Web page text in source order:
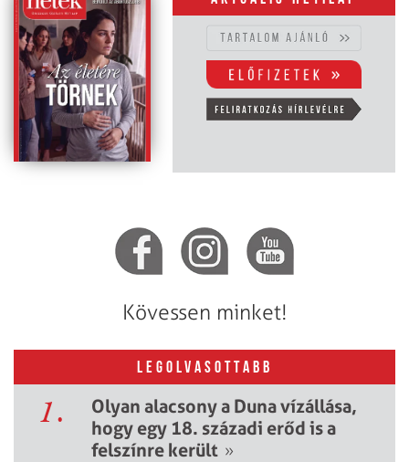
Kövessen minket!
LEGOLVASOTTABB
1.
Olyan alacsony a Duna vízállása,
hogy egy 18. századi erőd is a
felszínre került »